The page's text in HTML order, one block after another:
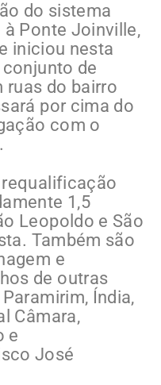
do sistema
Ponte Joinville,
iniciou nesta
de
ruas do bairro
por cima do
com o
1,5
Leopoldo e São
Também são
e
de outras
Índia,
Câmara,
e
José